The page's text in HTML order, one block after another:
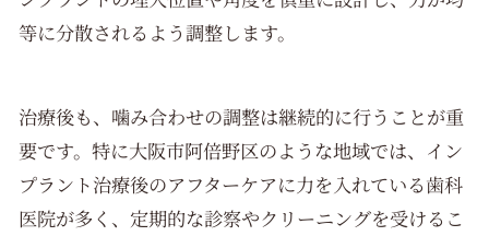
等に分散されるよう調整します。
治療後も、噛み合わせの調整は継続的に行うことが重
要です。特に大阪市阿倍野区のような地域では、イン
プラント治療後のアフターケアに力を入れている歯科
医院が多く、定期的な診察やクリーニングを受けるこ